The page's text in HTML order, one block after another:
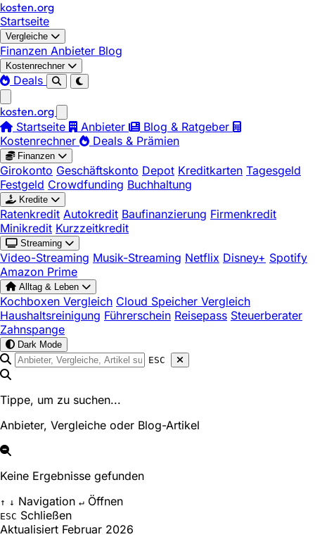
kosten.org
Startseite
Vergleiche
Finanzen Anbieter Blog
Kostenrechner
Deals
kosten.org
Startseite
Anbieter
Blog & Ratgeber
Kostenrechner
Deals & Prämien
Finanzen
Girokonto Geschäftskonto Depot Kreditkarten Tagesgeld
Festgeld Crowdfunding Buchhaltung
Kredite
Ratenkredit Autokredit Baufinanzierung Firmenkredit
Minikredit Kurzzeitkredit
Streaming
Video-Streaming Musik-Streaming Netflix Disney+ Spotify
Amazon Prime
Alltag & Leben
Kochboxen Vergleich Cloud Speicher Vergleich
Haushaltsreinigung Führerschein Reisepass Steuerberater
Zahnspange
Dark Mode
ESC
Tippe, um zu suchen...
Anbieter, Vergleiche oder Blog-Artikel
Keine Ergebnisse gefunden
↑ ↓ Navigation ↵ Öffnen
ESC Schließen
Aktualisiert Februar 2026